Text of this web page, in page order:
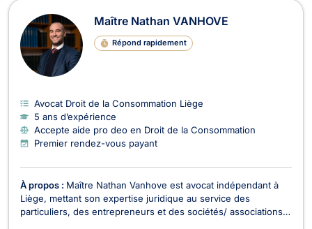
Maître Nathan VANHOVE
Répond rapidement
Avocat Droit de la Consommation Liège
5 ans d’expérience
Accepte aide pro deo en Droit de la Consommation
Premier rendez-vous payant
À propos : Maître Nathan Vanhove est avocat indépendant à
Liège, mettant son expertise juridique au service des
particuliers, des entrepreneurs et des sociétés/ associations